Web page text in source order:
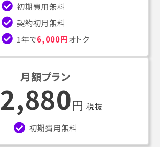
初期費用無料
契約初月無料
1年で6,000円オトク
月額プラン
2,880円税抜
初期費用無料